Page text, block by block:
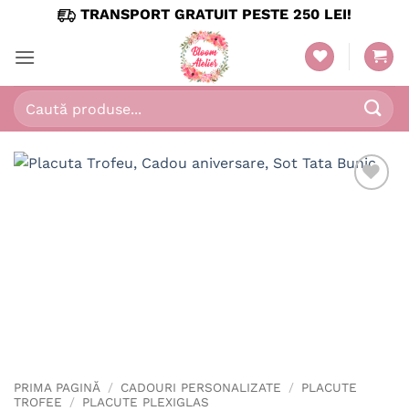
content
TRANSPORT GRATUIT PESTE 250 LEI!
Caută
după:
PRIMA PAGINĂ / CADOURI PERSONALIZATE / PLACUTE
TROFEE
/ PLACUTE PLEXIGLAS